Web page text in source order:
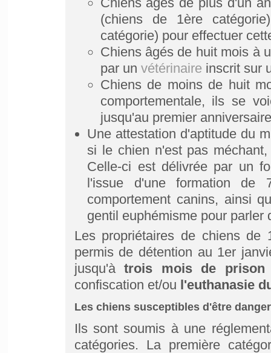
(chiens de 1ère
catégorie) pour effectuer
Chiens âgés de huit mois à
par un vétérinaire inscrit sur
Chiens de moins de huit
comportementale, ils se
jusqu'au premier
Une attestation d'aptitude du
si le chien n'est pas
Celle-ci est délivrée par un
l'issue d'une formation de
comportement canins, ainsi
gentil euphémisme pour parler
Les propriétaires de chiens de
permis de détention au 1er
jusqu'àtrois mois de prison
confiscation et/ou l'euthanasie
Les chiens susceptibles d'être
Ils sont soumis à une
catégories. La première